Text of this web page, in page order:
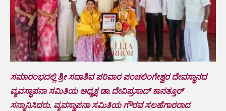
ಸಮಾರಂಭದಲ್ಲಿ ಶ್ರೀ ಸದಾಶಿವ ಪರಿವಾರ ಪಂಚಲಿಂಗೇಶ್ವರ ದೇವಸ್ಥಾನದ
ವ್ಯವಸ್ಥಾಪನಾ ಸಮಿತಿಯ ಅಧ್ಯಕ್ಷ ಡಾ.ದೇವಿಪ್ರಸಾದ್ ಕಾನತ್ತೂ‌ರ್
ಸನ್ಮಾನಿಸಿದರು. ವ್ಯವಸ್ಥಾಪನಾ ಸಮಿತಿಯ ಗೌರವ ಸಲಹೆಗಾರರಾದ